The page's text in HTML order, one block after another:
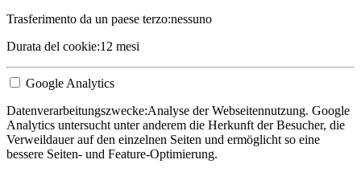
Trasferimento da un paese terzo:nessuno
Durata del cookie:12 mesi
Google Analytics
Datenverarbeitungszwecke:Analyse der Webseitennutzung. Google
Analytics untersucht unter anderem die Herkunft der Besucher, die
Verweildauer auf den einzelnen Seiten und ermöglicht so eine
bessere Seiten- und Feature-Optimierung.